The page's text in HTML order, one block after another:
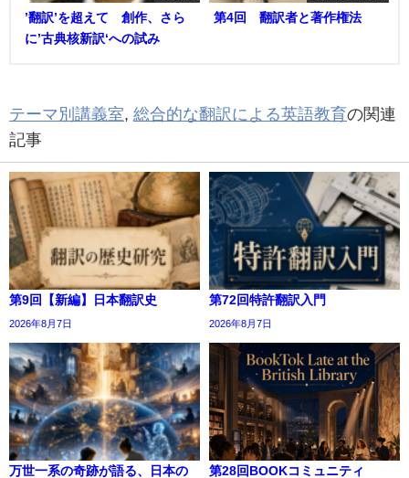
’翻訳’を超えて 創作、さら
に’古典核新訳‘への試み
第4回 翻訳者と著作権法
テーマ別講義室 総合的な翻訳による英語教育の関連
記事
第9回【新編】日本翻訳史
2026年8月7日
第72回特許翻訳入門
2026年8月7日
万世一系の奇跡が語る、日本の
第28回BOOKコミュニティ